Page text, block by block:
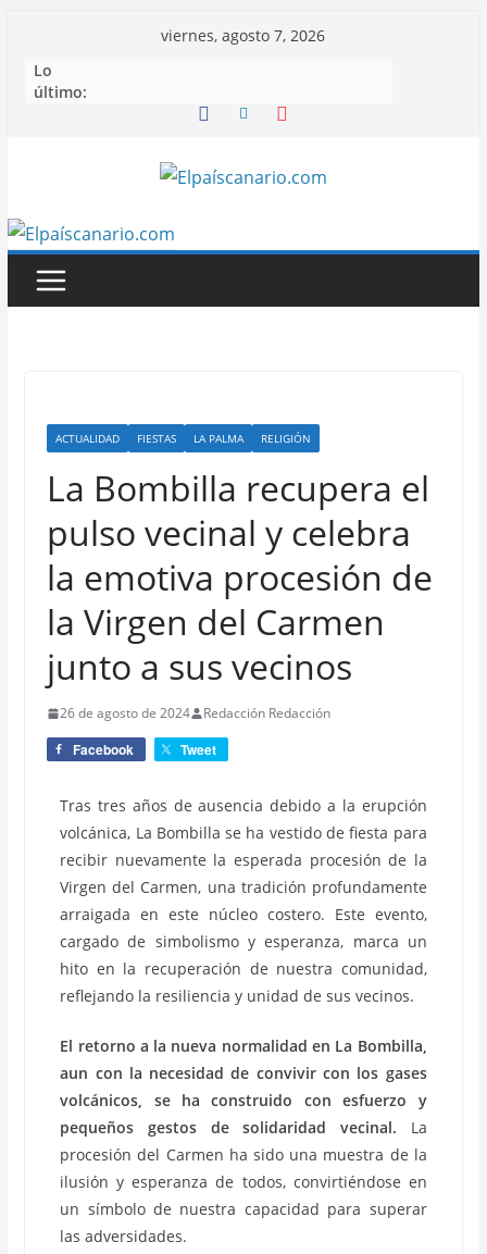
contenido
viernes, agosto 7, 2026
Lo
último:
ACTUALIDAD FIESTAS LA PALMA RELIGIÓN
La Bombilla recupera el
pulso vecinal y celebra
la emotiva procesión de
la Virgen del Carmen
junto a sus vecinos
26 de agosto de 2024 Redacción Redacción
Facebook Tweet
Tras tres años de ausencia debido a la erupción
volcánica, La Bombilla se ha vestido de fiesta para
recibir nuevamente la esperada procesión de la
Virgen del Carmen, una tradición profundamente
arraigada en este núcleo costero. Este evento,
cargado de simbolismo y esperanza, marca un
hito en la recuperación de nuestra comunidad,
reflejando la resiliencia y unidad de sus vecinos.
El retorno a la nueva normalidad en La Bombilla,
aun con la necesidad de convivir con los gases
volcánicos, se ha construido con esfuerzo y
pequeños gestos de solidaridad vecinal. La
procesión del Carmen ha sido una muestra de la
ilusión y esperanza de todos, convirtiéndose en
un símbolo de nuestra capacidad para superar
las adversidades.